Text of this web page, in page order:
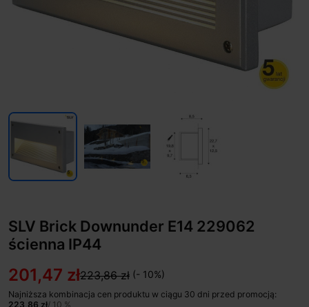
SLV Brick Downunder E14 229062
ścienna IP44
201,47 zł223,86 zł (- 10%)
Najniższa kombinacja cen produktu w ciągu 30 dni przed promocją:
223,86 zł/ 10 %